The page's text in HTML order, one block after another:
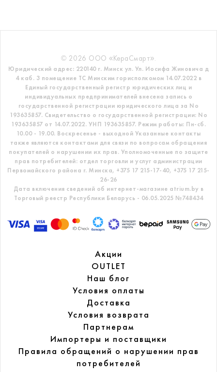
© 2026 ООО «КераСмарт».
Юридический адрес: 220140 г. Минск ул. Ул. Иосифа Жиновича д
4 каб. 3 помещение ТС Минским горисполкомом 14.07.2022 в
Единый государственный регистр юридических лиц и
индивидуальных предпринимателей внесена запись о
государственной регистрации юридического лица за No
193635857. Свидетельство о государственной регистрации: No
193635857 от 14.07.2022. УНП 193635857. Режим работы: Пн-сб.
10.00 - 19.00. Воскресенье - выходной Указанные контакты
также являются контактами для связи по вопросам обращения
покупателей о нарушении их прав. Уполномоченные по защите
прав потребителей: отдел торговли и услуг администрации
Первомайского района г. Минска, +375 17 215-17-40, +375 17 215-
26-26
Дата включения сведений об интернет-магазине atrium.by в
Торговый реестр Республики Беларусь - 06.05.2025 №748434
Акции
OUTLET
Наш блог
Условия оплаты
Доставка
Условия возврата
Партнерам
Импортеры и поставщики
Правила обращений о нарушении прав
потребителей